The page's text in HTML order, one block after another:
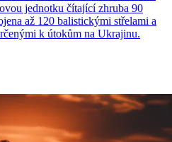
jednotku čítající zhruba 90
až 120 balistickými střelami a
k útokům na Ukrajinu.